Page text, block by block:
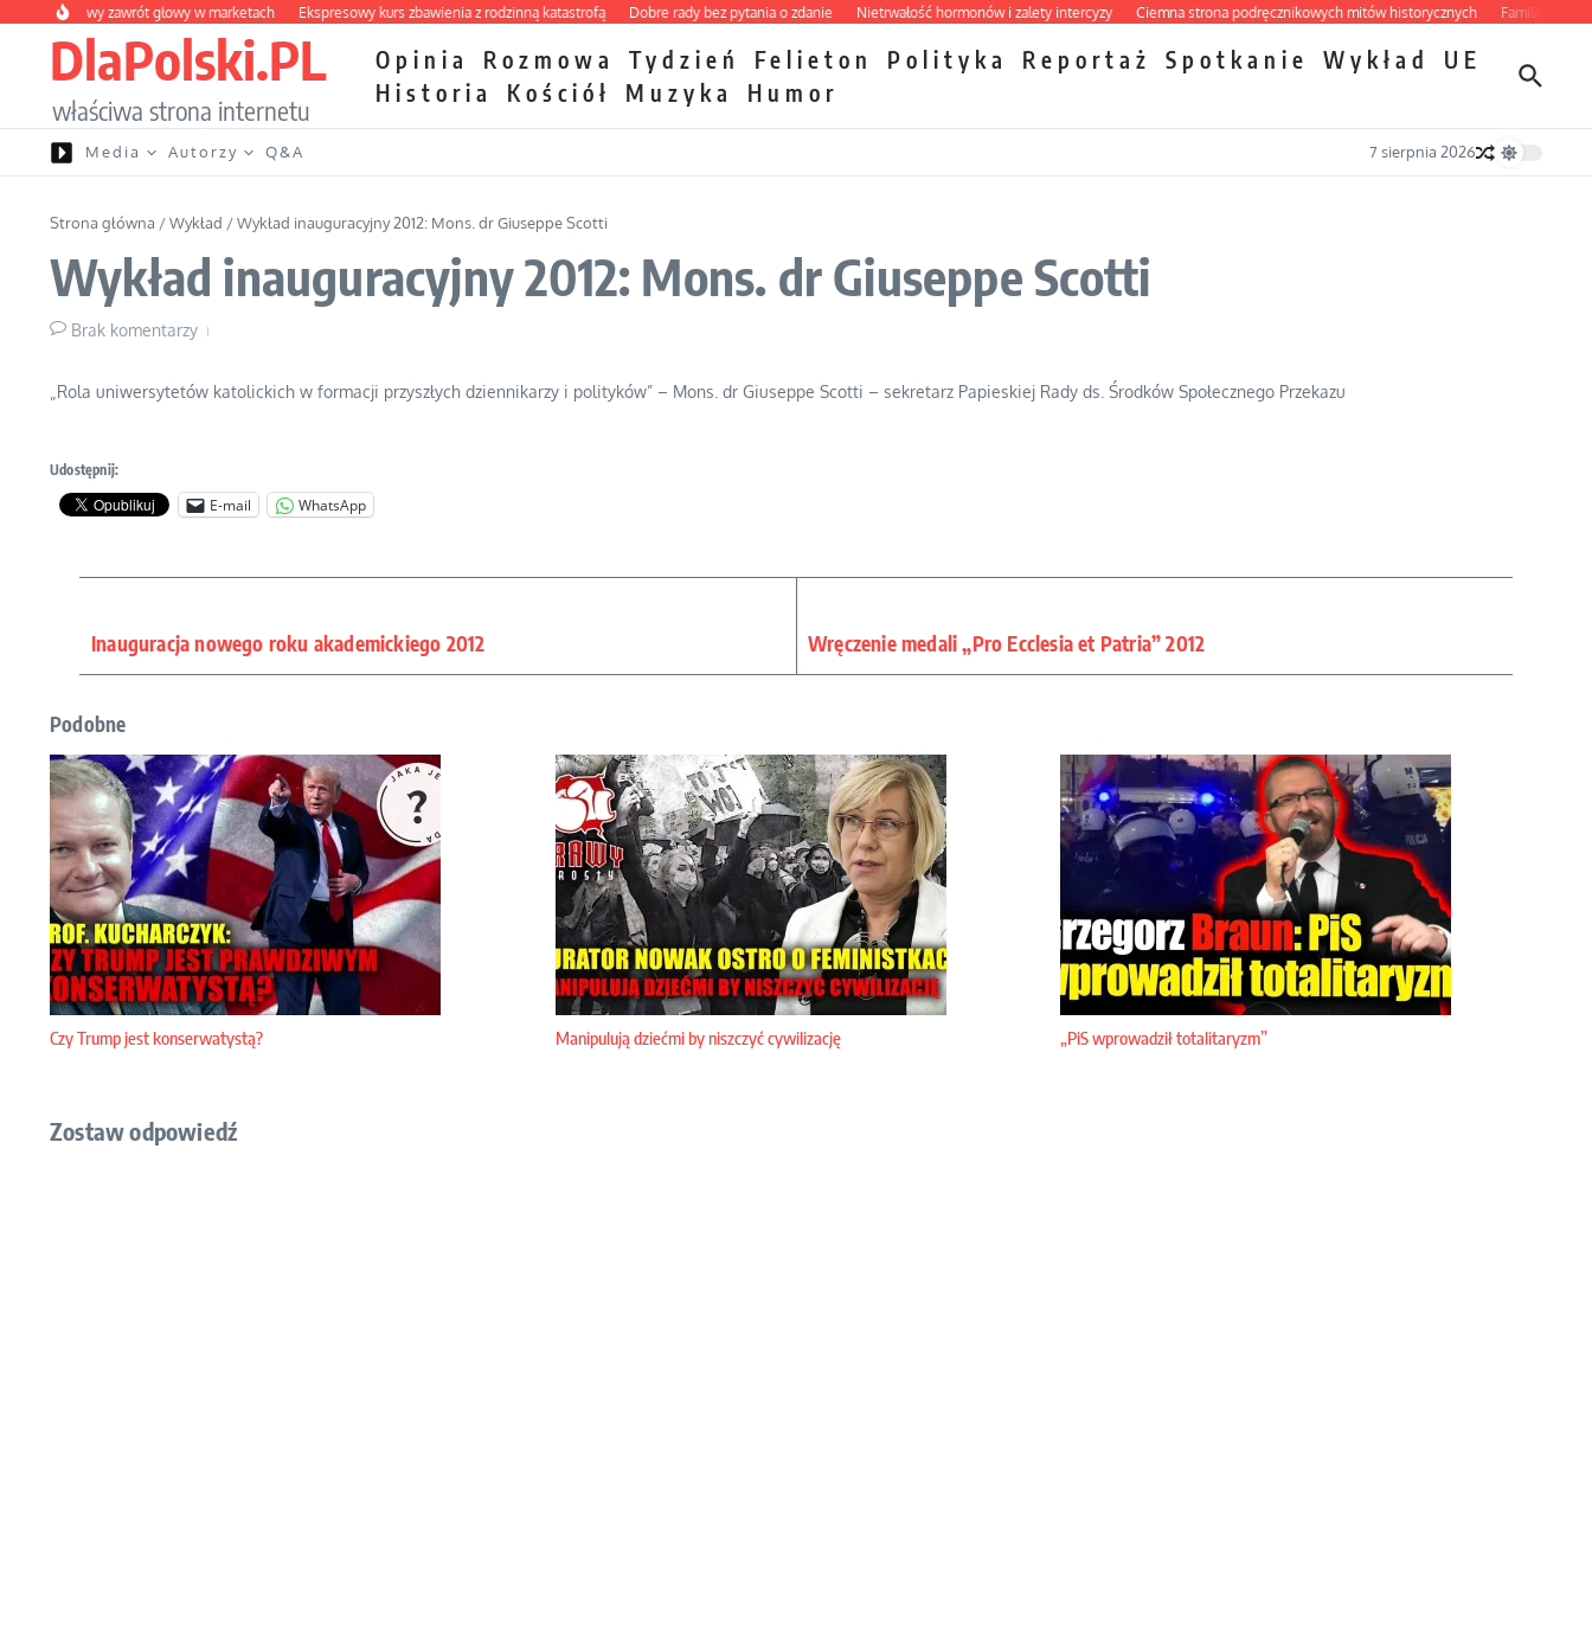
Przejdź do treści
owocowy zawrót głowy w marketach Ekspresowy kurs zbawienia z rodzinną katastrofą Dobre rady bez pytania o zdanie Nietrwałość hormonów i zalety intercyzy Ciemna strona podręcznikowych mitów historycznych Familijny spór o
DlaPolski.PL
właściwa strona internetu
Opinia Rozmowa Tydzień Felieton Polityka Reportaż Spotkanie Wykład
UE
Historia
Kościół Muzyka Humor
Media Autorzy Q&A 7 sierpnia 2026
Strona główna /Wykład /Wykład inauguracyjny 2012: Mons. dr Giuseppe Scotti
Wykład inauguracyjny 2012: Mons. dr Giuseppe Scotti
Brak komentarzy
„Rola uniwersytetów katolickich w formacji przyszłych dziennikarzy i polityków” – Mons. dr Giuseppe Scotti – sekretarz Papieskiej Rady ds. Środków Społecznego Przekazu
Udostępnij:
E-mail WhatsApp
Inauguracja nowego roku akademickiego 2012 Wręczenie medali „Pro Ecclesia et Patria” 2012
Podobne
Czy Trump jest konserwatystą? Manipulują dziećmi by niszczyć cywilizację „PiS wprowadził totalitaryzm”
Zostaw odpowiedź